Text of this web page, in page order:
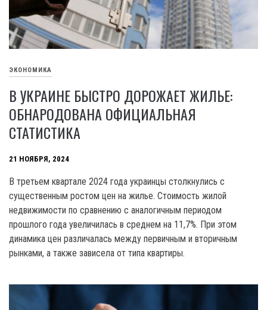
ЭКОНОМИКА
В УКРАИНЕ БЫСТРО ДОРОЖАЕТ ЖИЛЬЕ:
ОБНАРОДОВАНА ОФИЦИАЛЬНАЯ
СТАТИСТИКА
21 НОЯБРЯ, 2024
В третьем квартале 2024 года украинцы столкнулись с
существенным ростом цен на жилье. Стоимость жилой
недвижимости по сравнению с аналогичным периодом
прошлого года увеличилась в среднем на 11,7%. При этом
динамика цен различалась между первичным и вторичным
рынками, а также зависела от типа квартиры.